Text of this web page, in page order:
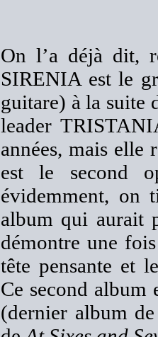
On l’a déjà dit,
SIRENIA est le
guitare) à la suite
leader
années, mais elle
est le second
évidemment, on
album qui aurait
démontre une
tête pensante et
Ce second
(dernier album